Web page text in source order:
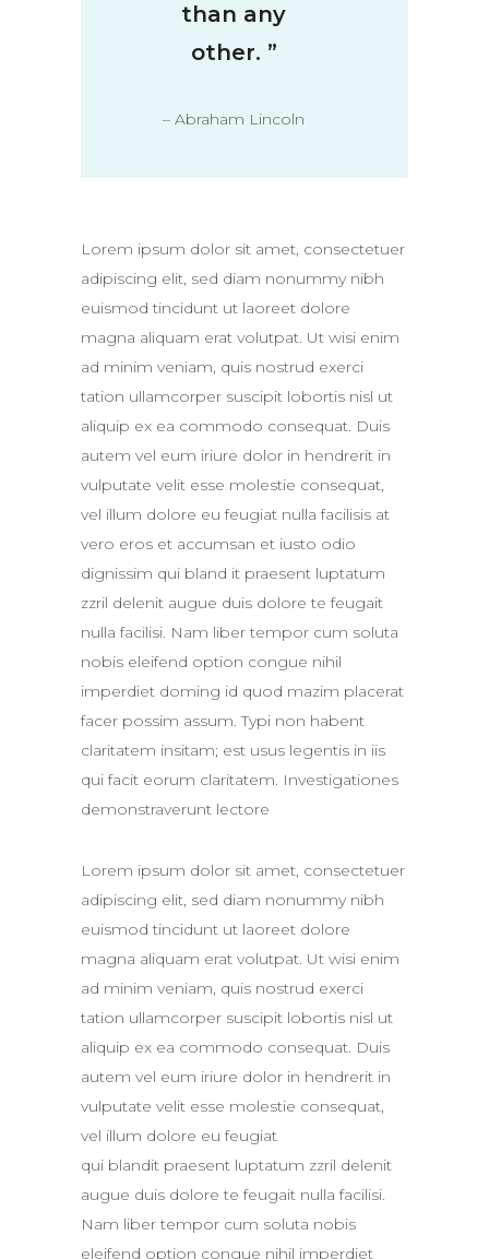
than any
other. ”
– Abraham Lincoln
Lorem ipsum dolor sit amet, consectetuer
adipiscing elit, sed diam nonummy nibh
euismod tincidunt ut laoreet dolore
magna aliquam erat volutpat. Ut wisi enim
ad minim veniam, quis nostrud exerci
tation ullamcorper suscipit lobortis nisl ut
aliquip ex ea commodo consequat. Duis
autem vel eum iriure dolor in hendrerit in
vulputate velit esse molestie consequat,
vel illum dolore eu feugiat nulla facilisis at
vero eros et accumsan et iusto odio
dignissim qui bland it praesent luptatum
zzril delenit augue duis dolore te feugait
nulla facilisi. Nam liber tempor cum soluta
nobis eleifend option congue nihil
imperdiet doming id quod mazim placerat
facer possim assum. Typi non habent
claritatem insitam; est usus legentis in iis
qui facit eorum claritatem. Investigationes
demonstraverunt lectore
Lorem ipsum dolor sit amet, consectetuer
adipiscing elit, sed diam nonummy nibh
euismod tincidunt ut laoreet dolore
magna aliquam erat volutpat. Ut wisi enim
ad minim veniam, quis nostrud exerci
tation ullamcorper suscipit lobortis nisl ut
aliquip ex ea commodo consequat. Duis
autem vel eum iriure dolor in hendrerit in
vulputate velit esse molestie consequat,
vel illum dolore eu feugiat
qui blandit praesent luptatum zzril delenit
augue duis dolore te feugait nulla facilisi.
Nam liber tempor cum soluta nobis
eleifend option congue nihil imperdiet